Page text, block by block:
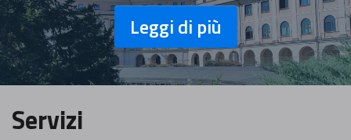
Leggi di più
Servizi